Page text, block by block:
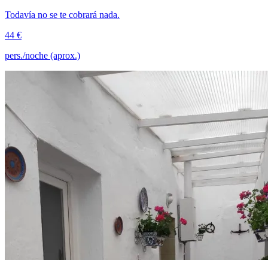
Todavía no se te cobrará nada.
44 €
pers./noche (aprox.)